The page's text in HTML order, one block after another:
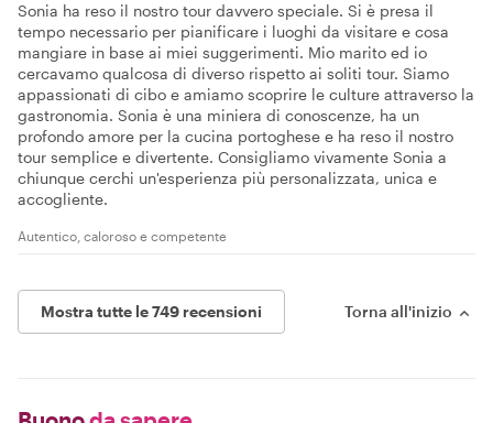
Sonia ha reso il nostro tour davvero speciale. Si è presa il
tempo necessario per pianificare i luoghi da visitare e cosa
mangiare in base ai miei suggerimenti. Mio marito ed io
cercavamo qualcosa di diverso rispetto ai soliti tour. Siamo
appassionati di cibo e amiamo scoprire le culture attraverso la
gastronomia. Sonia è una miniera di conoscenze, ha un
profondo amore per la cucina portoghese e ha reso il nostro
tour semplice e divertente. Consigliamo vivamente Sonia a
chiunque cerchi un'esperienza più personalizzata, unica e
accogliente.
Autentico, caloroso e competente
Mostra tutte le 749 recensioni Torna all'inizio